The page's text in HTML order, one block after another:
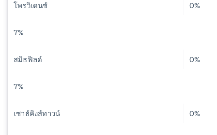
โพรวิเดนซ์ 0%
7%
สมิธฟิลด์ 0%
7%
เซาธ์คิงส์ทาวน์ 0%